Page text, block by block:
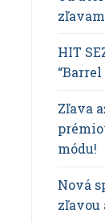
HIT
“Barrel
Zľava
módu!
Nová
zľavou